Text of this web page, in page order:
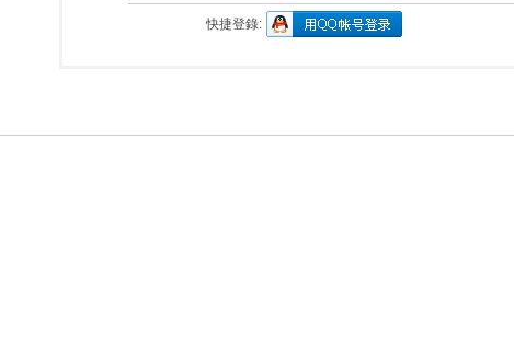
快捷登錄: